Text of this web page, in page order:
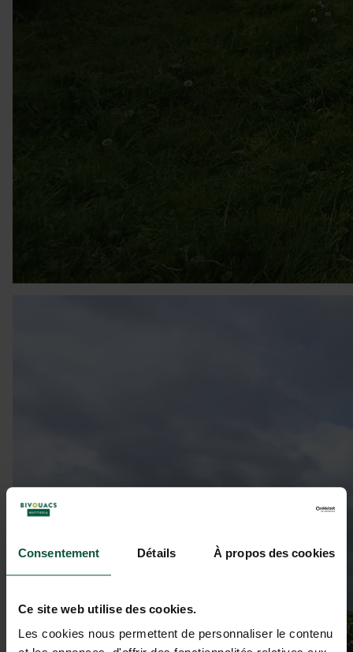
Consentement Détails À propos des cookies
Ce site web utilise des cookies.
Les cookies nous permettent de personnaliser le contenu